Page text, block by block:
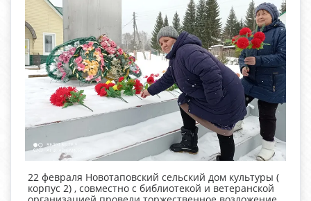
22 февраля Новотаповский сельский дом культуры (
корпус 2) , совместно с библиотекой и ветеранской